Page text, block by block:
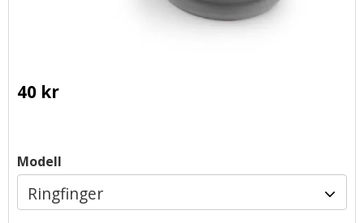
40 kr
Modell